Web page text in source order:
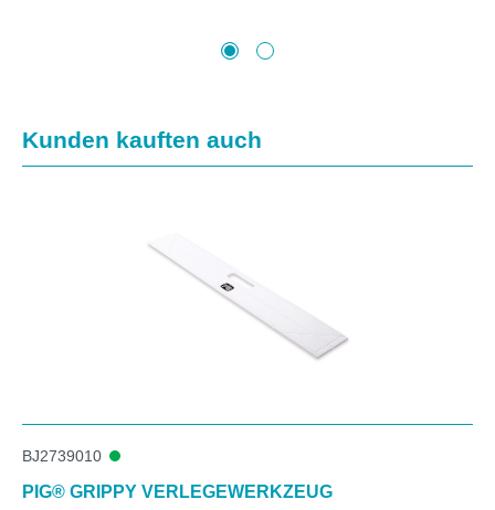
Produktgalerie überspringen
Kunden kauften auch
BJ2739010
PIG® GRIPPY VERLEGEWERKZEUG